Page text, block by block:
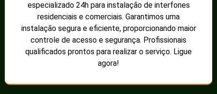
especializado 24h para instalação de interfones
residenciais e comerciais. Garantimos uma
instalação segura e eficiente, proporcionando maior
controle de acesso e segurança. Profissionais
qualificados prontos para realizar o serviço. Ligue
agora!